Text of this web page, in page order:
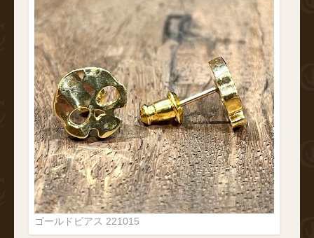
ゴールドピアス 221015